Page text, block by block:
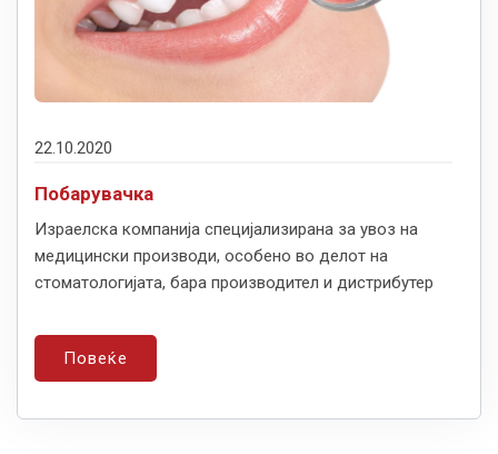
22.10.2020
Побарувачка
Израелска компанија специјализирана за увоз на
медицински производи, особено во делот на
стоматологијата, бара производител и дистрибутер
Повеќе